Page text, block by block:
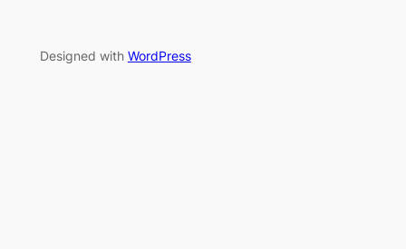
Designed with WordPress